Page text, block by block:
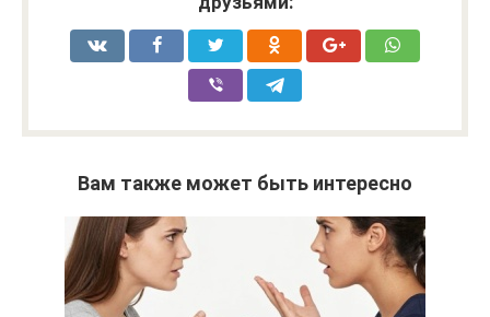
Вам также может быть интересно